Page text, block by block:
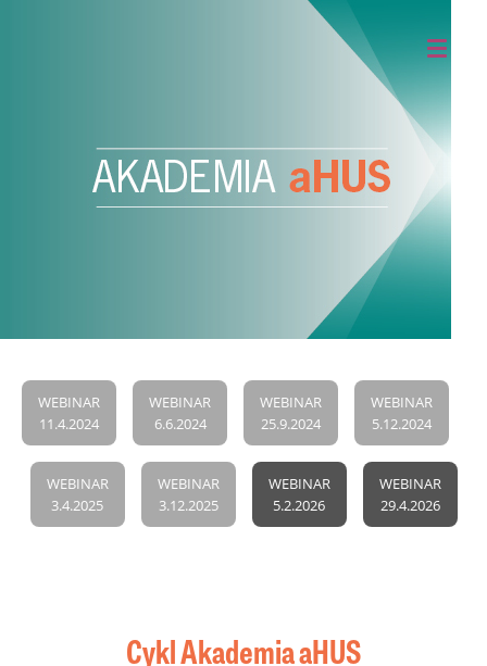
WEBINAR
11.4.2024
WEBINAR
6.6.2024
WEBINAR
25.9.2024
WEBINAR
5.12.2024
WEBINAR
3.4.2025
WEBINAR
3.12.2025
WEBINAR
5.2.2026
WEBINAR
29.4.2026
Cykl Akademia aHUS